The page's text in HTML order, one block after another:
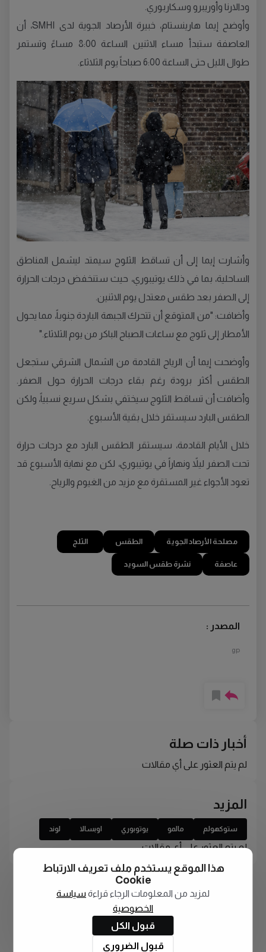
ودالارنا وأوريبرو وسكاربوري.
وأوضح إيما هارينستام، خبيرة الأرصاد الجوية لدى SMHI، أن
العاصفة ستبدأ مساء الاثنين الساعة 8:00 مساءً وتستمر
طوال الليل حتى الساعة 6:00 صباحاً يوم الثلاثاء.
وأشارت إيما إلى أن تساقط الثلوج سيمتد ليشمل المناطق
الساحلية، بما في ذلك يوتيبوري، حيث ستنخفض درجات الحرارة
إلى الصفر بعد طقس معتدل يوم الاثنين.
وأضافت: "من المتوقع أن تتحرك الجبهة الباردة جنوباً، مما يحول
الأمطار إلى ثلوج مع ساعات الصباح الباكر من يوم الثلاثاء."
وأوضحت إيما أن الرياح القادمة من الشمال الشرقي ستجعل
الطقس أكثر برودة رغم بقاء درجات الحرارة حول الصفر.
وأضافت أن تساقط الثلوج سيختفي بشكل سريع نسبياً، ولكن
الطقس البارد سيستقر خلال بقية الأسبوع.
خلال الأيام القادمة، سيستقر الطقس البارد مع درجات حرارة
تحت الصفر ليلاً ونهاراً في يوتيبوري، لكن مع نهاية الأسبوع قد
تعود الأجواء غير المستقرة مع مزيد من الغيوم والرياح.
مصلحة الأرصاد الجوية الطقس الثلج
عاصفة نشرة طقس السويد
المصدر :
gp
أخبار ذات صلة
لم يتم العثور على أي مقالات
المزيد
ستوكهولم مالمو يوتوبوري اوبسالا لوند
لم يتم العثور على أي مقالات
هذا الموقع يستخدم ملف تعريف الارتباط
Cookie
لمزيد من المعلومات الرجاء قراءة سياسة
الخصوصية
قبول الكل
قبول الضروري